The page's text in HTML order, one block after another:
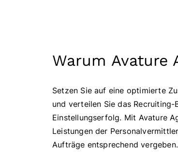
Warum Avature
Setzen Sie auf eine optimierte
und verteilen Sie das
Einstellungserfolg. Mit Avature
Leistungen der
Aufträge entsprechend vergeben.